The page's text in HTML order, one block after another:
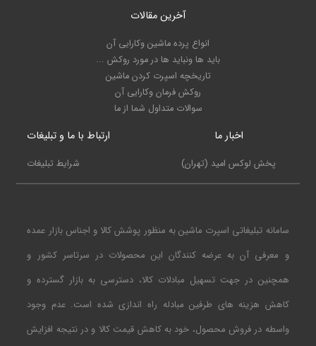
آخرین مقالات
انواع پرده ماشین وکارایی آن
باید ها ونباید ها در مورد روکش ...
تاریخچه اسپرت کردن ماشین
روکش فرمان وکارایی آن
سوالات متداول شما از ما
اخبار ما
پخش لوکس امید (تهران)
ارتباط با ما و تبلیغات
شرایط تبلیغات
سامانه تبلیغاتی اسپرت ماشین به منظور پوشش کالا و اجناس بازار عمده
و معرفی آن به عرضه کنندگان این محصولات در سرتاسر کشور و
همچنین در جهت تسهیل مبادلات کالا، دسترسی به بازار گسترده و
کاهش هزینه های طرفین مبادله راه اندازی شده است. عدم وجود
واسطه در فروش محصول، خود به کاهش قیمت کالا و در نتیجه افزایش